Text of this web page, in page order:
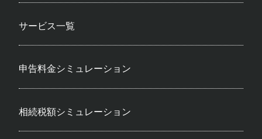
サービス一覧
申告料金シミュレーション
相続税額シミュレーション